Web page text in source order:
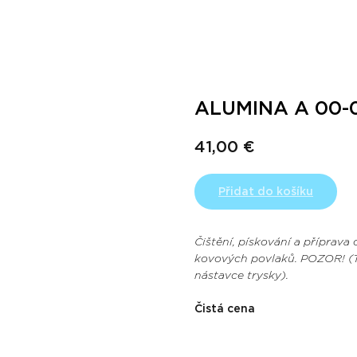
ALUMINA A 00-
41,00 €
Přidat do košíku
Čištění, pískování a
kovových povlaků. POZOR!
nástavce trysky).
Čistá cena